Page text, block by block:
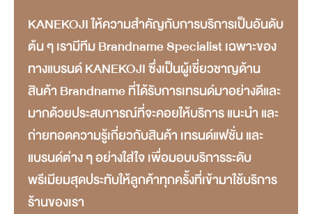
KANEKOJI ให้ความสำคัญกับการบริการเป็นอันดับ
ต้น ๆ เรามีทีม Brandname Specialist เฉพาะของ
ทางแบรนด์ KANEKOJI ซึ่งเป็นผู้เชี่ยวชาญด้าน
สินค้า Brandname ที่ได้รับการเทรนด์มาอย่างดีและ
มากด้วยประสบการณ์ที่จะคอยให้บริการ แนะนำ และ
ถ่ายทอดความรู้เกี่ยวกับสินค้า เทรนด์แฟชั่น และ
แบรนด์ต่าง ๆ อย่างใส่ใจ เพื่อมอบบริการระดับ
พรีเมียมสุดประทับให้ลูกค้าทุกครั้งที่เข้ามาใช้บริการ
ร้านของเรา